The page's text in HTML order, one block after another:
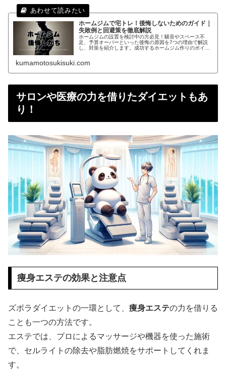
ホームジムで宅トレ！後悔しないためのガイド｜
失敗例と回避策を徹底解説
ホームジムの設置を検討中の方必見！騒音やスペース不
足、予算オーバーといった後悔の原因を7つの理由で解説
し、対策を紹介します。成功するホームジム作りのポイン
ます。
kumamotosukisuki.com
サロンや医療の力を借りたダイエットもあ
り！
痩身エステの効果と注意点
ズボラダイエットの一環として、 痩身エステの力を借りる
ことも一つの方法です。
エステでは、プロによるマッサージや機器を使った施術
で、セルライトの除去や脂肪燃焼をサポートしてくれま
す。